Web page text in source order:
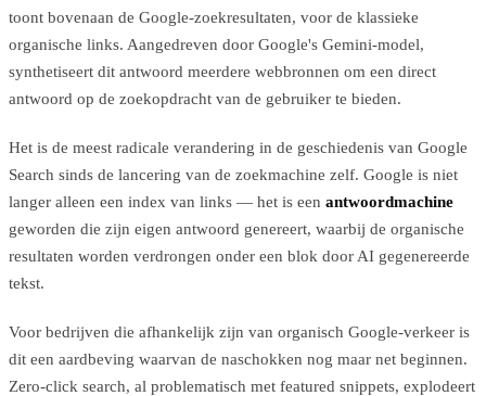
toont bovenaan de Google-zoekresultaten, voor de klassieke
organische links. Aangedreven door Google's Gemini-model,
synthetiseert dit antwoord meerdere webbronnen om een direct
antwoord op de zoekopdracht van de gebruiker te bieden.
Het is de meest radicale verandering in de geschiedenis van Google
Search sinds de lancering van de zoekmachine zelf. Google is niet
langer alleen een index van links — het is een antwoordmachine
geworden die zijn eigen antwoord genereert, waarbij de organische
resultaten worden verdrongen onder een blok door AI gegenereerde
tekst.
Voor bedrijven die afhankelijk zijn van organisch Google-verkeer is
dit een aardbeving waarvan de naschokken nog maar net beginnen.
Zero-click search, al problematisch met featured snippets, explodeert